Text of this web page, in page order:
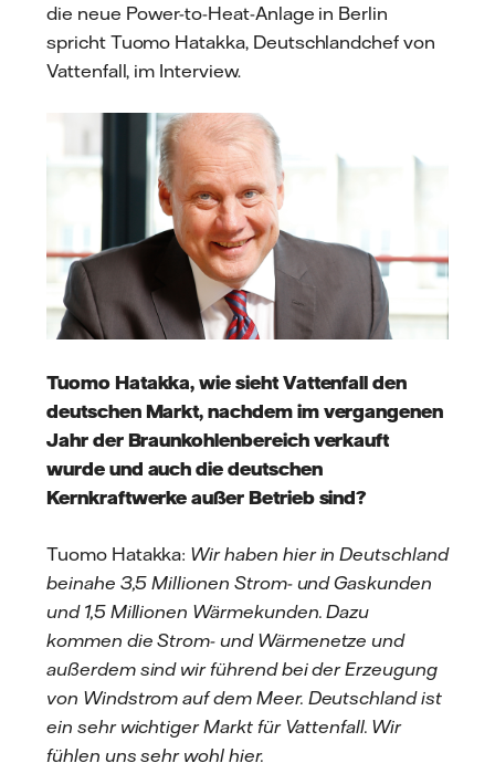
die neue Power-to-Heat-Anlage in Berlin
spricht Tuomo Hatakka, Deutschlandchef von
Vattenfall, im Interview.
Tuomo Hatakka, wie sieht Vattenfall den
deutschen Markt, nachdem im vergangenen
Jahr der Braunkohlenbereich verkauft
wurde und auch die deutschen
Kernkraftwerke außer Betrieb sind?
Tuomo Hatakka: Wir haben hier in Deutschland
beinahe 3,5 Millionen Strom- und Gaskunden
und 1,5 Millionen Wärmekunden. Dazu
kommen die Strom- und Wärmenetze und
außerdem sind wir führend bei der Erzeugung
von Windstrom auf dem Meer. Deutschland ist
ein sehr wichtiger Markt für Vattenfall. Wir
fühlen uns sehr wohl hier.